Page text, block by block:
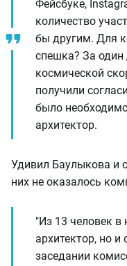
Фейсбуке,
количество
бы другим. Для
спешка? За один
космической
получили
было
архитектор.
Удивил Баулыкова и
них не оказалось
"Из 13 человек в
архитектор, но и
заседании